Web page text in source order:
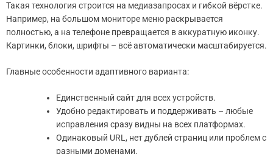
Такая технология строится на медиазапросах и гибкой вёрстке.
Например, на большом мониторе меню раскрывается
полностью, а на телефоне превращается в аккуратную иконку.
Картинки, блоки, шрифты – всё автоматически масштабируется.
Главные особенности адаптивного варианта:
Единственный сайт для всех устройств.
Удобно редактировать и поддерживать – любые
исправления сразу видны на всех платформах.
Одинаковый URL, нет дублей страниц или проблем с
разными доменами.